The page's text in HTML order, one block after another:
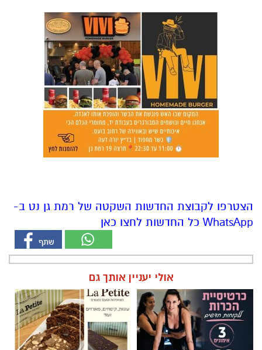
הצטרפו לקבוצת החדשות השקטה של רמת גן נט ב-
אולי יעניין אותך גם
מרום פילאטיס - כרטיסיית הכרות לה פטיט כשאומנות וטעם